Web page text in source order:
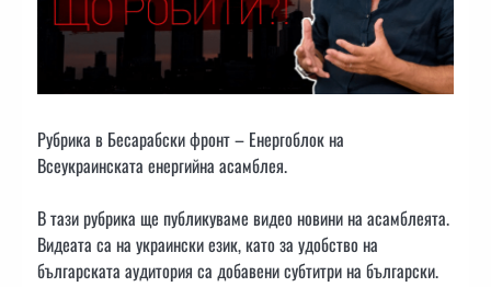
Рубрика в Бесарабски фронт – Енергоблок на
Всеукраинската енергийна асамблея.
В тази рубрика ще публикуваме видео новини на асамблеята.
Видеата са на украински език, като за удобство на
българската аудитория са добавени субтитри на български.